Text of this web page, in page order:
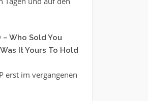
– Who Sold You
It Yours To Hold
erst im vergangenen